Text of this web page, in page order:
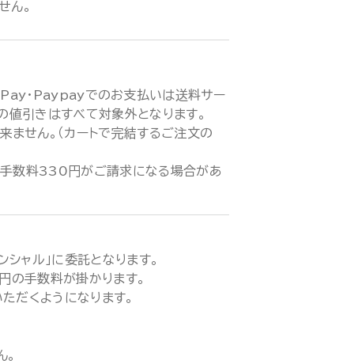
ん。
・Paypayでのお支払いは送料サー
引きはすべて対象外となります。
ません。（カートで完結するご注文の
手数料330円がご請求になる場合があ
ャル」に委託となります。
手数料が掛かります。
だくようになります。